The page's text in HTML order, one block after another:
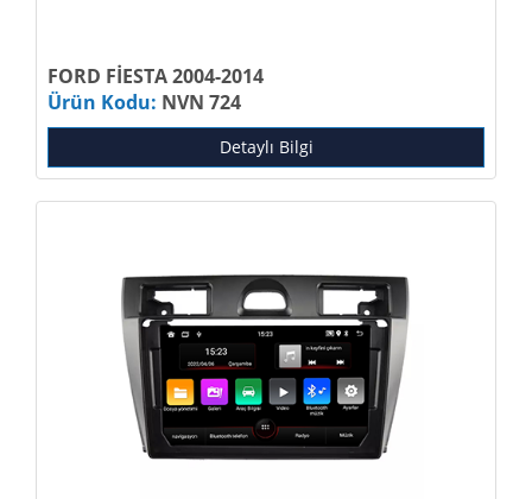
FORD FİESTA 2004-2014
Ürün Kodu: NVN 724
Detaylı Bilgi